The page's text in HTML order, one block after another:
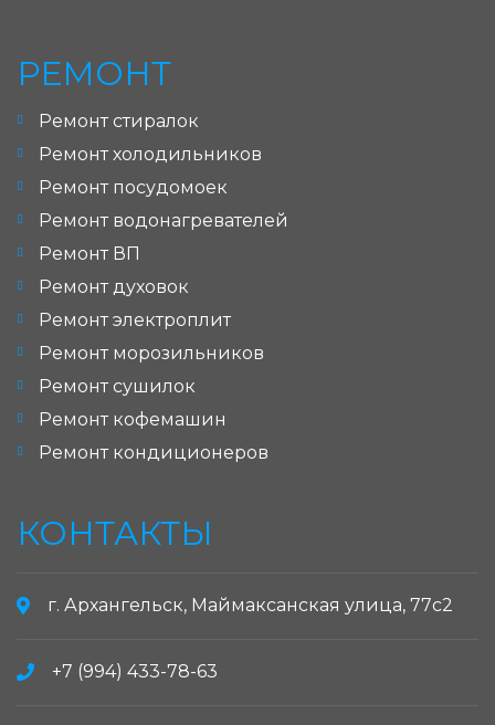
РЕМОНТ
Ремонт стиралок
Ремонт холодильников
Ремонт посудомоек
Ремонт водонагревателей
Ремонт ВП
Ремонт духовок
Ремонт электроплит
Ремонт морозильников
Ремонт сушилок
Ремонт кофемашин
Ремонт кондиционеров
КОНТАКТЫ
г. Архангельск, Маймаксанская улица, 77с2
+7 (994) 433-78-63